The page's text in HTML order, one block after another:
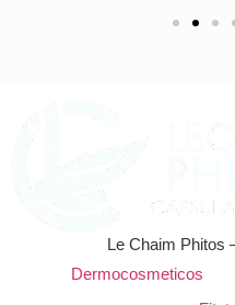
Le Chaim Phitos
Dermocosmeticos